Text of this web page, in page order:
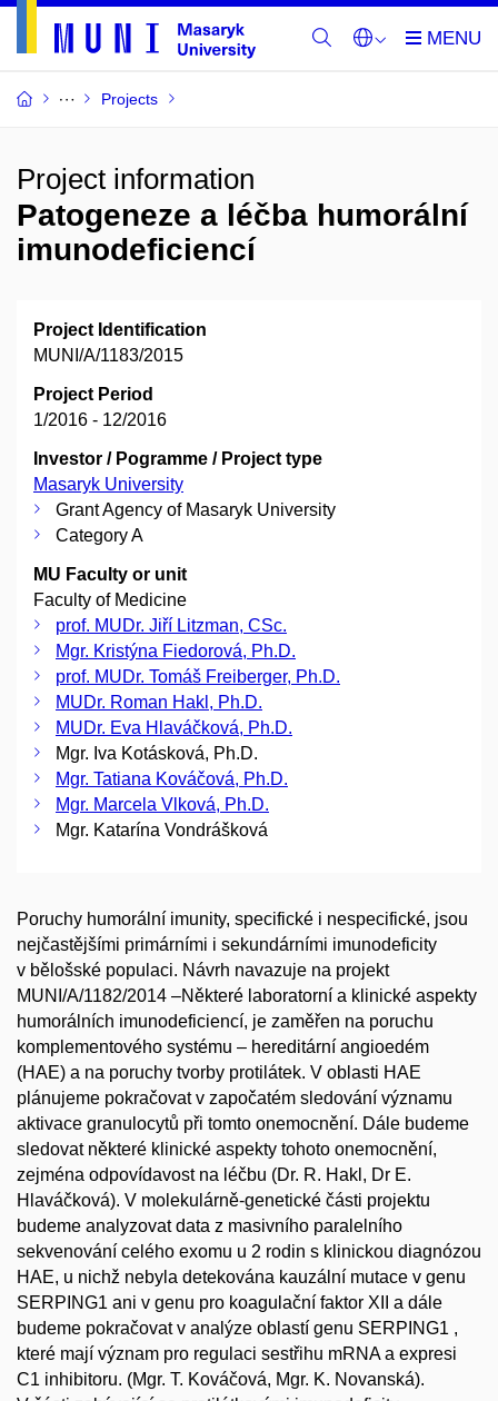
Projects
Project information
Patogeneze a léčba humorální
imunodeficiencí
Project Identification
MUNI/A/1183/2015
Project Period
1/2016 - 12/2016
Investor / Pogramme / Project type
Masaryk University
Grant Agency of Masaryk University
Category A
MU Faculty or unit
Faculty of Medicine
prof. MUDr. Jiří Litzman, CSc.
Mgr. Kristýna Fiedorová, Ph.D.
prof. MUDr. Tomáš Freiberger, Ph.D.
MUDr. Roman Hakl, Ph.D.
MUDr. Eva Hlaváčková, Ph.D.
Mgr. Iva Kotásková, Ph.D.
Mgr. Tatiana Kováčová, Ph.D.
Mgr. Marcela Vlková, Ph.D.
Mgr. Katarína Vondrášková
Poruchy humorální imunity, specifické i nespecifické, jsou
nejčastějšími primárními i sekundárními imunodeficity
v bělošské populaci. Návrh navazuje na projekt
MUNI/A/1182/2014 –Některé laboratorní a klinické aspekty
humorálních imunodeficiencí, je zaměřen na poruchu
komplementového systému – hereditární angioedém
(HAE) a na poruchy tvorby protilátek. V oblasti HAE
plánujeme pokračovat v započatém sledování významu
aktivace granulocytů při tomto onemocnění. Dále budeme
sledovat některé klinické aspekty tohoto onemocnění,
zejména odpovídavost na léčbu (Dr. R. Hakl, Dr E.
Hlaváčková). V molekulárně-genetické části projektu
budeme analyzovat data z masivního paralelního
sekvenování celého exomu u 2 rodin s klinickou diagnózou
HAE, u nichž nebyla detekována kauzální mutace v genu
SERPING1 ani v genu pro koagulační faktor XII a dále
budeme pokračovat v analýze oblastí genu SERPING1 ,
které mají význam pro regulaci sestřihu mRNA a expresi
C1 inhibitoru. (Mgr. T. Kováčová, Mgr. K. Novanská).